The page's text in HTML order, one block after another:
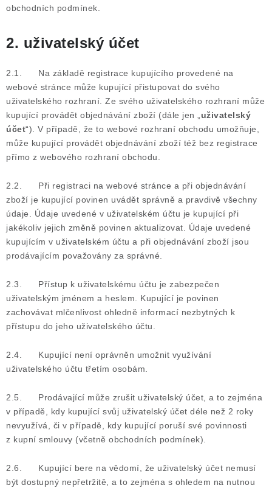
obchodních podmínek.
2. uživatelský účet
2.1. Na základě registrace kupujícího provedené na
webové stránce může kupující přistupovat do svého
uživatelského rozhraní. Ze svého uživatelského rozhraní může
kupující provádět objednávání zboží (dále jen „uživatelský
účet“). V případě, že to webové rozhraní obchodu umožňuje,
může kupující provádět objednávání zboží též bez registrace
přímo z webového rozhraní obchodu.
2.2. Při registraci na webové stránce a při objednávání
zboží je kupující povinen uvádět správně a pravdivě všechny
údaje. Údaje uvedené v uživatelském účtu je kupující při
jakékoliv jejich změně povinen aktualizovat. Údaje uvedené
kupujícím v uživatelském účtu a při objednávání zboží jsou
prodávajícím považovány za správné.
2.3. Přístup k uživatelskému účtu je zabezpečen
uživatelským jménem a heslem. Kupující je povinen
zachovávat mlčenlivost ohledně informací nezbytných k
přístupu do jeho uživatelského účtu.
2.4. Kupující není oprávněn umožnit využívání
uživatelského účtu třetím osobám.
2.5. Prodávající může zrušit uživatelský účet, a to zejména
v případě, kdy kupující svůj uživatelský účet déle než 2 roky
nevyužívá, či v případě, kdy kupující poruší své povinnosti
z kupní smlouvy (včetně obchodních podmínek).
2.6. Kupující bere na vědomí, že uživatelský účet nemusí
být dostupný nepřetržitě, a to zejména s ohledem na nutnou